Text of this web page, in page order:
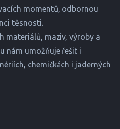
momentů, odbornou
těsnosti.
materiálů, maziv, výroby a
nám umožňuje řešit i
chemičkách i jaderných